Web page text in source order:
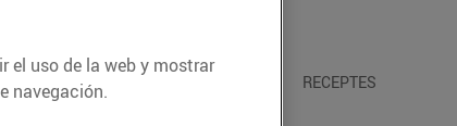
GASTRONOMIA I TRADICIONS RECEPTES
el uso de la web y mostrar
navegación.